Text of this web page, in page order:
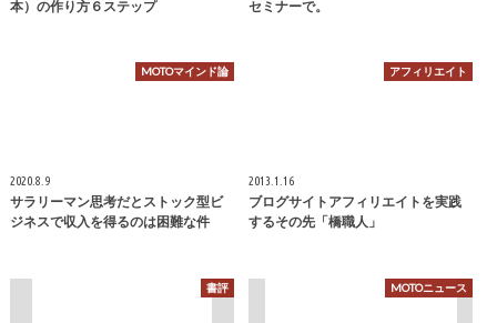
本）の作り方６ステップ
セミナーで。
MOTOマインド論
2020.8.9
サラリーマン思考だとストック型ビ
ジネスで収入を得るのは困難な件
アフィリエイト
2013.1.16
ブログサイトアフィリエイトを実践
するその先「橋職人」
書評 MOTOニュース